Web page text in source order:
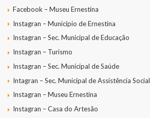
Facebook – Museu Ernestina
Instagran – Município de Ernestina
Instagran – Sec. Municipal de Educação
Instagran – Turismo
Instagran – Sec. Municipal de Saúde
Intagran – Sec. Municipal de Assistência Social
Instagran – Museu Ernestina
Instagran – Casa do Artesão